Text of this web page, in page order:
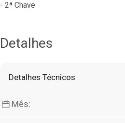
- 2ª Chave
Detalhes
Detalhes Técnicos
Mês: